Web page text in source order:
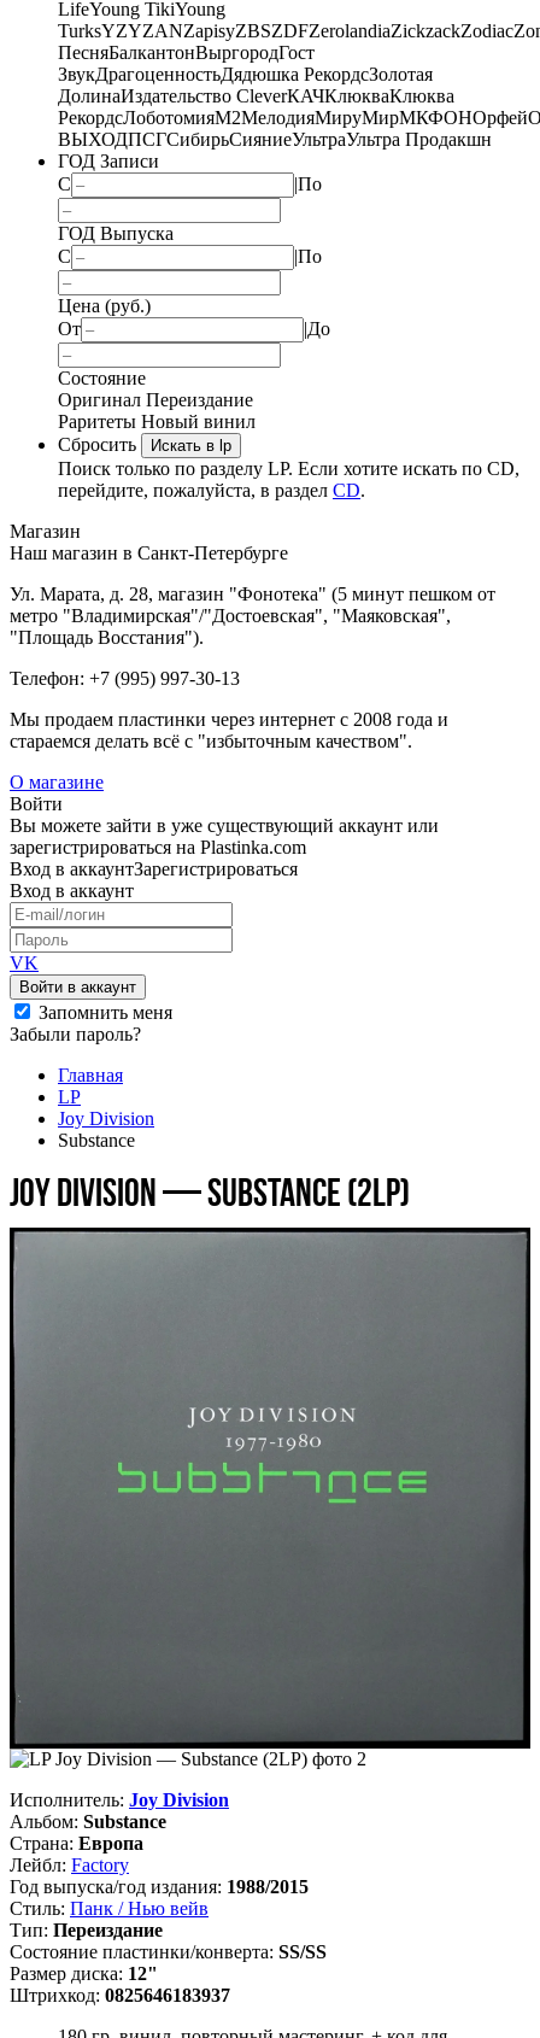
LifeYoung TikiYoung
TurksYZYZANZapisyZBSZDFZerolandiaZickzackZodiac
ПесняБалкантонВыргородГост
ЗвукДрагоценностьДядюшка РекордсЗолотая
ДолинаИздательство CleverКАЧКлюкваКлюква
РекордсЛоботомияМ2МелодияМируМирМКФОНОрфей
ВЫХОДПСГСибирьСияниеУльтраУльтра Продакшн
ГОД Записи
С
|По
ГОД Выпуска
С
|По
Цена (руб.)
От
|До
Состояние
Оригинал Переиздание
Раритеты Новый винил
Сбросить
Искать в lp
Поиск только по разделу LP. Если хотите искать по CD,
перейдите, пожалуйста, в раздел CD.
Магазин
Наш магазин в Санкт-Петербурге
Ул. Марата, д. 28, магазин "Фонотека" (5 минут пешком от
метро "Владимирская"/"Достоевская", "Маяковская",
"Площадь Восстания").
Телефон: +7 (995) 997-30-13
Мы продаем пластинки через интернет c 2008 года и
стараемся делать всё с "избыточным качеством".
О магазине
Войти
Вы можете зайти в уже существующий аккаунт или
зарегистрироваться на Plastinka.com
Вход в аккаунтЗарегистрироваться
Вход в аккаунт
VK
Войти в аккаунт
Запомнить меня
Забыли пароль?
Главная
LP
Joy Division
Substance
Joy Division — Substance (2LP)
Исполнитель: Joy Division
Альбом: Substance
Страна: Европа
Лейбл: Factory
Год выпуска/год издания: 1988/2015
Стиль: Панк / Нью вейв
Тип: Переиздание
Состояние пластинки/конверта: SS/SS
Размер диска: 12"
Штрихкод: 0825646183937